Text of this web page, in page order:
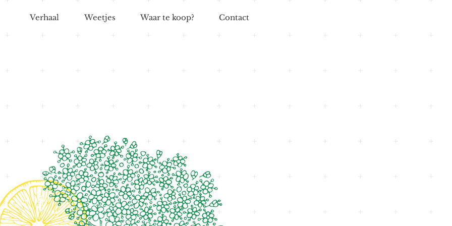
Verhaal Weetjes Waar te koop? Contact
puur vruchtensap